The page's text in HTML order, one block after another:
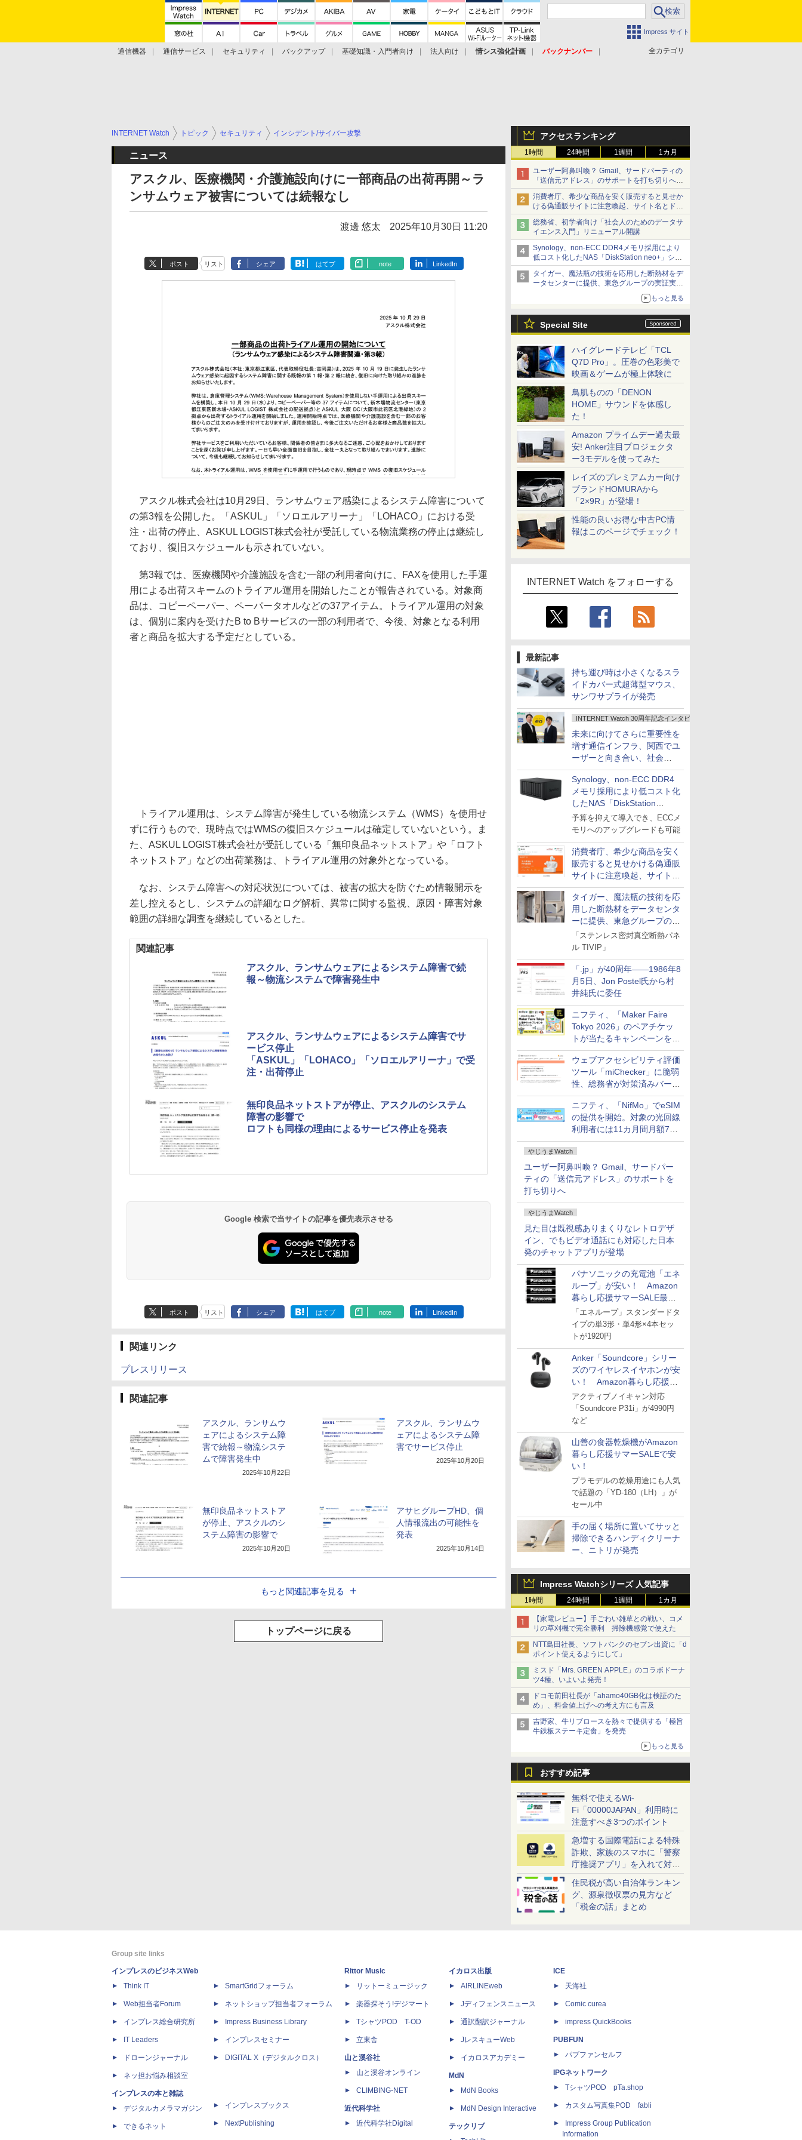
Impress サイト
全カテゴリ
通信機器 通信サービス セキュリティ バックアップ 基礎知識・入門者向け 法人向け 情シス強化計画
バックナンバー
アクセスランキング
1時間 24時間 1週間 1カ月
ユーザー阿鼻叫喚？ Gmail、サードパーティの
「送信元アドレス」のサポートを打ち切りへ
【やじうまWatch】
消費者庁、希少な商品を安く販売すると見せか
ける偽通販サイトに注意喚起、サイト名とドメ
イン名を公表
総務省、初学者向け「社会人のためのデータサ
イエンス入門」リニューアル開講
Synology、non-ECC DDR4メモリ採用により
低コスト化したNAS「DiskStation neo+」シリ
ーズ 予算を抑えて導入でき、ECCメモリへの
アップグレードも可能
タイガー、魔法瓶の技術を応用した断熱材をデ
ータセンターに提供、東急グループの実証実験
で 「ステンレス密封真空断熱パネル TIVIP」
もっと見る
Special Site
ハイグレードテレビ「TCL
Q7D Pro」。圧巻の色彩美で
映画＆ゲームが極上体験に
鳥肌ものの「DENON
HOME」サウンドを体感し
た！
Amazon プライムデー過去最
安! Anker注目プロジェクタ
ー3モデルを使ってみた
レイズのプレミアムカー向け
ブランドHOMURAから
「2×9R」が登場！
性能の良いお得な中古PC情
報はこのページでチェック！
INTERNET Watch をフォローする
最新記事
持ち運び時は小さくなるスラ
イドカバー式超薄型マウス、
サンワサプライが発売
INTERNET Watch 30周年記念インタビュー
未来に向けてさらに重要性を
増す通信インフラ、関西でユ
ーザーと向き合い、社会
の“あたらしい”を起動し続け
る～オプテージ
Synology、non-ECC DDR4
メモリ採用により低コスト化
したNAS「DiskStation
neo+」シリーズ
予算を抑えて導入でき、ECCメ
モリへのアップグレードも可能
消費者庁、希少な商品を安く
販売すると見せかける偽通販
サイトに注意喚起、サイト名
とドメイン名を公表
タイガー、魔法瓶の技術を応
用した断熱材をデータセンタ
ーに提供、東急グループの実
証実験で
「ステンレス密封真空断熱パネ
ル TIVIP」
「.jp」が40周年――1986年8
月5日、Jon Postel氏から村
井純氏に委任
ニフティ、「Maker Faire
Tokyo 2026」のペアチケッ
トが当たるキャンペーンをX
で実施。8月16日まで
ウェブアクセシビリティ評価
ツール「miChecker」に脆弱
性、総務省が対策済みバージ
ョンへの更新を呼び掛け
ニフティ、「NifMo」でeSIM
の提供を開始。対象の光回線
利用者には11カ月間月額770
円割引のキャンペーン
やじうまWatch
ユーザー阿鼻叫喚？ Gmail、サードパー
ティの「送信元アドレス」のサポートを
打ち切りへ
やじうまWatch
見た目は既視感ありまくりなレトロデザ
イン、でもビデオ通話にも対応した日本
発のチャットアプリが登場
パナソニックの充電池「エネ
ループ」が安い！ Amazon
暮らし応援サマーSALE最終
日
「エネループ」スタンダードタ
イプの単3形・単4形×4本セッ
トが1920円
Anker「Soundcore」シリー
ズのワイヤレスイヤホンが安
い！ Amazon暮らし応援サ
マーSALE
アクティブノイキャン対応
「Soundcore P31i」が4990円
など
山善の食器乾燥機がAmazon
暮らし応援サマーSALEで安
い！
プラモデルの乾燥用途にも人気
で話題の「YD-180（LH）」が
セール中
手の届く場所に置いてサッと
掃除できるハンディクリーナ
ー、ニトリが発売
Impress Watchシリーズ 人気記事
1時間 24時間 1週間 1カ月
【家電レビュー】手ごわい雑草との戦い、コメ
リの草刈機で完全勝利 掃除機感覚で使えた
NTT島田社長、ソフトバンクのセブン出資に「d
ポイント使えるようにして」
ミスド「Mrs. GREEN APPLE」のコラボドーナ
ツ4種、いよいよ発売！
ドコモ前田社長が「ahamo40GB化は検証のた
め」、料金値上げへの考え方にも言及
吉野家、牛リブロースを熱々で提供する「極旨
牛鉄板ステーキ定食」を発売
もっと見る
おすすめ記事
無料で使えるWi-
Fi「00000JAPAN」利用時に
注意すべき3つのポイント
急増する国際電話による特殊
詐欺、家族のスマホに「警察
庁推奨アプリ」を入れて対策
しよう！
住民税が高い自治体ランキン
グ、源泉徴収票の見方など
「税金の話」まとめ
INTERNET Watch トピック セキュリティ インシデント/サイバー攻撃
ニュース
アスクル、医療機関・介護施設向けに一部商品の出荷再開～ラ
ンサムウェア被害については続報なし
渡邊 悠太 2025年10月30日 11:20
ポスト リスト シェア はてブ note LinkedIn
アスクル株式会社は10月29日、ランサムウェア感染によるシステム障害について
の第3報を公開した。「ASKUL」「ソロエルアリーナ」「LOHACO」における受
注・出荷の停止、ASKUL LOGIST株式会社が受託している物流業務の停止は継続し
ており、復旧スケジュールも示されていない。
第3報では、医療機関や介護施設を含む一部の利用者向けに、FAXを使用した手運
用による出荷スキームのトライアル運用を開始したことが報告されている。対象商
品は、コピーペーパー、ペーパータオルなどの37アイテム。トライアル運用の対象
は、個別に案内を受けたB to Bサービスの一部の利用者で、今後、対象となる利用
者と商品を拡大する予定だとしている。
トライアル運用は、システム障害が発生している物流システム（WMS）を使用せ
ずに行うもので、現時点ではWMSの復旧スケジュールは確定していないという。ま
た、ASKUL LOGIST株式会社が受託している「無印良品ネットストア」や「ロフト
ネットストア」などの出荷業務は、トライアル運用の対象外となっている。
なお、システム障害への対応状況については、被害の拡大を防ぐため情報開示を
差し控えるとし、システムの詳細なログ解析、異常に関する監視、原因・障害対象
範囲の詳細な調査を継続しているとした。
関連記事
アスクル、ランサムウェアによるシステム障害で続
報～物流システムで障害発生中
アスクル、ランサムウェアによるシステム障害でサ
ービス停止
「ASKUL」「LOHACO」「ソロエルアリーナ」で受
注・出荷停止
無印良品ネットストアが停止、アスクルのシステム
障害の影響で
ロフトも同様の理由によるサービス停止を発表
Google 検索で当サイトの記事を優先表示させる
ポスト リスト シェア はてブ note LinkedIn
関連リンク
プレスリリース
関連記事
アスクル、ランサムウ
ェアによるシステム障
害で続報～物流システ
ムで障害発生中
2025年10月22日
アスクル、ランサムウ
ェアによるシステム障
害でサービス停止
2025年10月20日
無印良品ネットストア
が停止、アスクルのシ
ステム障害の影響で
2025年10月20日
アサヒグループHD、個
人情報流出の可能性を
発表
2025年10月14日
もっと関連記事を見る
トップページに戻る
Group site links
インプレスのビジネスWeb
Think IT
Web担当者Forum
インプレス総合研究所
IT Leaders
ドローンジャーナル
ネッ担お悩み相談室
インプレスの本と雑誌
デジタルカメラマガジン
できるネット
SmartGridフォーラム
ネットショップ担当者フォーラム
Impress Business Library
インプレスセミナー
DIGITAL X（デジタルクロス）
インプレスブックス
NextPublishing
Rittor Music
リットーミュージック
楽器探そう!デジマート
TシャツPOD T-OD
立東舎
山と溪谷社
山と溪谷オンライン
CLIMBING-NET
近代科学社
近代科学社Digital
イカロス出版
AIRLINEweb
Jディフェンスニュース
通訳翻訳ジャーナル
JレスキューWeb
イカロスアカデミー
MdN
MdN Books
MdN Design Interactive
テックリブ
ICE
天海社
Comic curea
impress QuickBooks
PUBFUN
パブファンセルフ
IPGネットワーク
TシャツPOD pTa.shop
カスタム写真集POD fabli
Impress Group Publication
Information